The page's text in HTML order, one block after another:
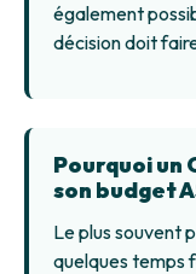
également
décision doit
Pourquoi un
son budget
Le plus souvent
quelques temps